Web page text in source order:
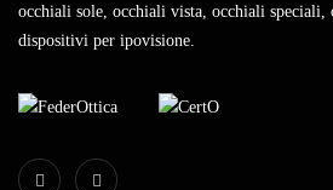
occhiali sole, occhiali vista, occhiali speciali,
dispositivi per ipovisione.